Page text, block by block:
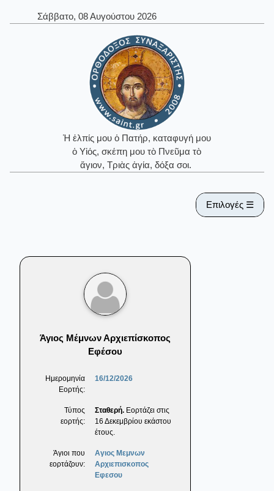
Σάββατο, 08 Αυγούστου 2026
Ἡ ἐλπίς μου ὁ Πατήρ, καταφυγή μου
ὁ Υἱός, σκέπη μου τὸ Πνεῦμα τὸ
ἅγιον, Τριὰς ἁγία, δόξα σοι.
Επιλογές ☰
Άγιος Μέμνων Αρχιεπίσκοπος
Εφέσου
Ημερομηνία
Εορτής:
16/12/2026
Τύπος
εορτής:
Σταθερή. Εορτάζει στις
16 Δεκεμβρίου εκάστου
έτους.
Άγιοι που
εορτάζουν:
Αγιος Μεμνων
Αρχιεπισκοπος
Εφεσου